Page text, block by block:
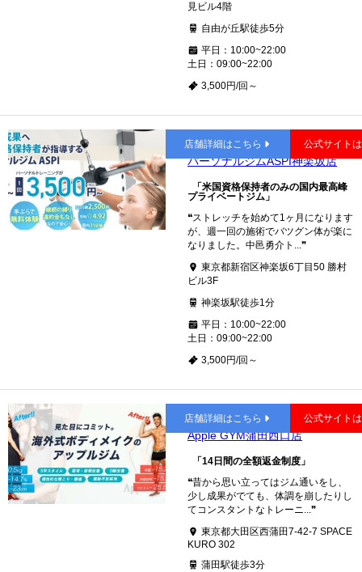
見ビル4階
自由が丘駅徒歩5分
平日：10:00~22:00
土日：09:00~22:00
3,500円/回～
神楽坂
パーソナルジムASPI神楽坂店
「米国資格保持者のみの国内最高峰
プライベートジム」
❝ストレッチを始めて1ヶ月になります
が、週一回の施術でバツグン体が楽に
なりました。中邑勇介ト...❞
東京都新宿区神楽坂6丁目50 勝村
ビル3F
神楽坂駅徒歩1分
平日：10:00~22:00
土日：09:00~22:00
3,500円/回～
店舗詳細はこちら 公式サイト
蒲田
Apple GYM蒲田西口店
「14日間の全額返金制度」
❝昔から思い立ってはジム通いをし、
少し成果がでても、体調を崩したりし
てコンスタントなトレーニ...❞
東京都大田区西蒲田7-42-7 SPACE
KURO 302
蒲田駅徒歩3分
店舗詳細はこちら 公式サイト